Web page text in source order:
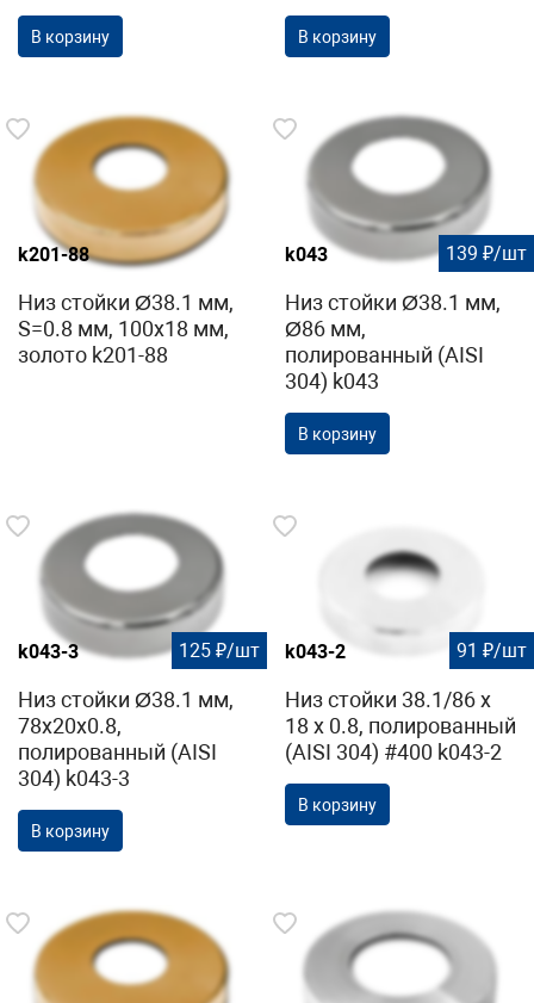
В корзину В корзину
k201-88
Низ стойки Ø38.1 мм,
S=0.8 мм, 100х18 мм,
золото k201-88
k043 139 ₽/шт
Низ стойки Ø38.1 мм,
Ø86 мм,
полированный (AISI
304) k043
В корзину
k043-3 125 ₽/шт
Низ стойки Ø38.1 мм,
78х20х0.8,
полированный (AISI
304) k043-3
В корзину
k043-2 91 ₽/шт
Низ стойки 38.1/86 х
18 х 0.8, полированный
(AISI 304) #400 k043-2
В корзину